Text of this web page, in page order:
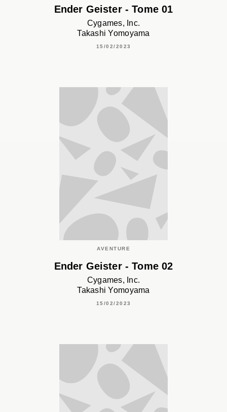
Ender Geister - Tome 01
Cygames, Inc.
Takashi Yomoyama
15/02/2023
AVENTURE
Ender Geister - Tome 02
Cygames, Inc.
Takashi Yomoyama
15/02/2023